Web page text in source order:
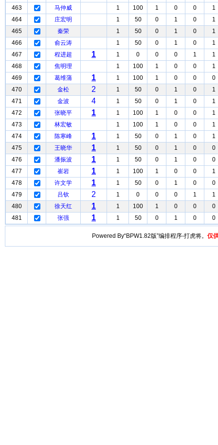
463
马仲威 1 100 1 0 0
1
464
庄宏明 1 50 0 1 0
1
465
秦荣 1 50 0 1 0
1
466
俞云涛 1 50 0 1 0
1
467
程进超 1 1 0 0 0 1
1
468
焦明理 1 100 1 0 0
1
469
葛维蒲 1 1 100 1 0 0
0
470
金松 2 1 50 0 1 0
1
471
金波 4 1 50 0 1 0
1
472
张晓平 1 1 100 1 0 0
1
473
林宏敏 1 100 1 0 0
1
474
陈寒峰 1 1 50 0 1 0
1
475
王晓华 1 1 50 0 1 0
0
476
潘振波 1 1 50 0 1 0
0
477
崔岩 1 1 100 1 0 0
1
478
许文学 1 1 50 0 1 0
0
479
吕钦 2 1 0 0 0 1
1
480
徐天红 1 1 100 1 0 0
0
481
张强 1 1 50 0 1 0 0
Powered By“BPW1.82版”编排程序-打虎将。 仅